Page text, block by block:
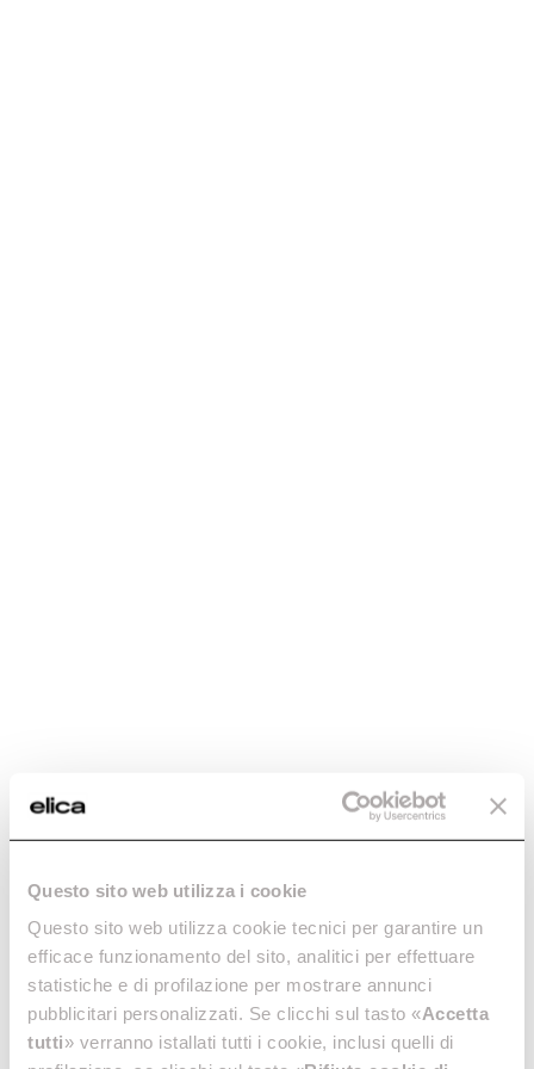
Questo sito web utilizza i cookie
Questo sito web utilizza cookie tecnici per garantire un
efficace funzionamento del sito, analitici per effettuare
statistiche e di profilazione per mostrare annunci
pubblicitari personalizzati. Se clicchi sul tasto «Accetta
tutti» verranno istallati tutti i cookie, inclusi quelli di